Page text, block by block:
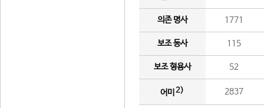
의존 명사 1771
보조 동사 115
보조 형용사 52
어미 2) 2837